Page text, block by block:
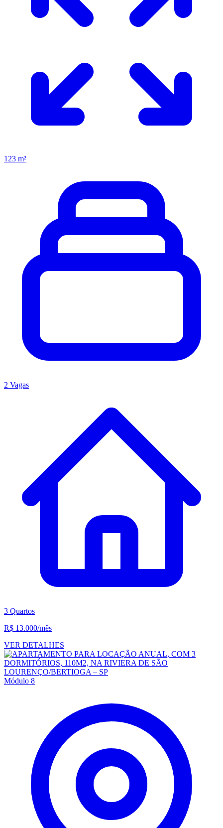
123 m²
2 Vagas
3 Quartos
R$ 13.000/mês
VER DETALHES
Módulo 8